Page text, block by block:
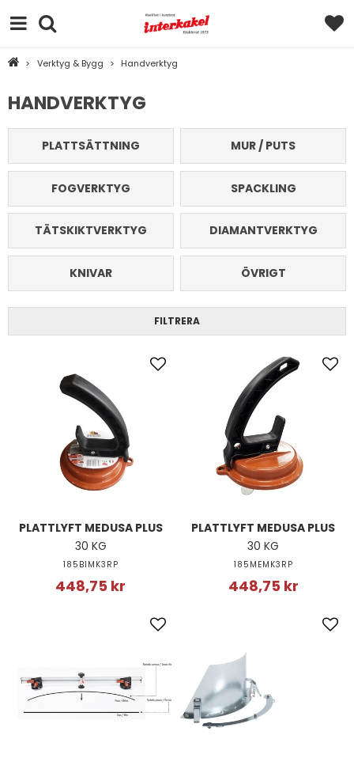
> Verktyg & Bygg > Handverktyg
HANDVERKTYG
PLATTSÄTTNING MUR / PUTS
FOGVERKTYG SPACKLING
TÄTSKIKTVERKTYG DIAMANTVERKTYG
KNIVAR ÖVRIGT
FILTRERA
PLATTLYFT MEDUSA PLUS
30 KG
185BIMK3RP
448,75 kr
PLATTLYFT MEDUSA PLUS
30 KG
185MEMK3RP
448,75 kr